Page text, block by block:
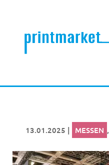
13.01.2025 | MESSEN ,